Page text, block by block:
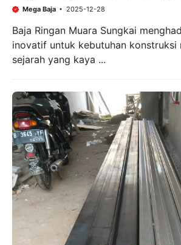
Mega Baja 2025-12-28
Baja Ringan Muara Sungkai
inovatif untuk kebutuhan konstruksi
sejarah yang kaya ...